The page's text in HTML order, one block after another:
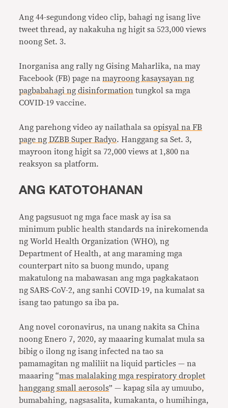
Ang 44-segundong video clip, bahagi ng isang live
tweet thread, ay nakakuha ng higit sa 523,000 views
noong Set. 3.
Inorganisa ang rally ng Gising Maharlika, na may
Facebook (FB) page namayroong kasaysayan ng
pagbabahagi ng disinformation tungkol sa mga
COVID-19 vaccine.
Ang parehong video ay nailathala saopisyal na FB
page ng DZBB Super Radyo. Hanggang sa Set. 3,
mayroon itong higit sa 72,000 views at 1,800 na
reaksyon sa platform.
ANG KATOTOHANAN
Ang pagsusuot ng mga face mask ay isa sa
minimum public health standards na inirekomenda
ng World Health Organization (WHO), ng
Department of Health, at ang maraming mga
counterpart nito sa buong mundo, upang
makatulong na mabawasan ang mga pagkakataon
ng SARS-CoV-2, ang sanhi COVID-19, na kumalat sa
isang tao patungo sa iba pa.
Ang novel coronavirus, na unang nakita sa China
noong Enero 7, 2020, ay maaaring kumalat mula sa
bibig o ilong ng isang infected na tao sa
pamamagitan ng maliliit na liquid particles — na
maaaring “mas malalaking mga respiratory droplet
hanggang small aerosols” — kapag sila ay umuubo,
bumabahing, nagsasalita, kumakanta, o humihinga,